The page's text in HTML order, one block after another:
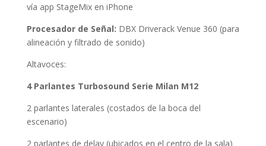
vía app StageMix en iPhone
Procesador de Señal: DBX Driverack Venue 360 (para
alineación y filtrado de sonido)
Altavoces:
4 Parlantes Turbosound Serie Milan M12
2 parlantes laterales (costados de la boca del
escenario)
2 parlantes de delay (ubicados en el centro de la sala)